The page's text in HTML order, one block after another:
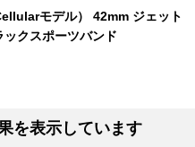
モデル） 42mm ジェット
クスポーツバンド
を表示しています